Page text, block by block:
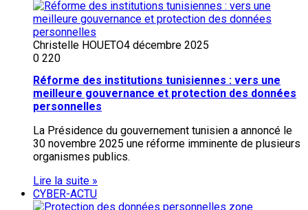
Christelle HOUETO4 décembre 2025
0 220
Réforme des institutions tunisiennes : vers une
meilleure gouvernance et protection des données
personnelles
La Présidence du gouvernement tunisien a annoncé le
30 novembre 2025 une réforme imminente de plusieurs
organismes publics.
Lire la suite »
CYBER-ACTU